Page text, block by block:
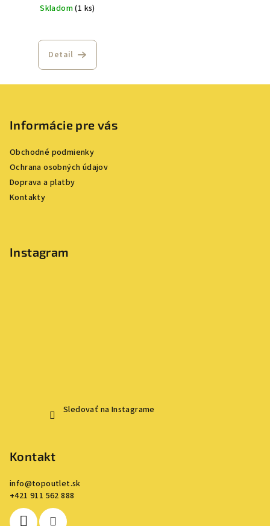
Skladom(1 ks)
Detail
Informácie pre vás
Obchodné podmienky
Ochrana osobných údajov
Doprava a platby
Kontakty
Instagram
Sledovať na Instagrame
Kontakt
info@topoutlet.sk
+421 911 562 888